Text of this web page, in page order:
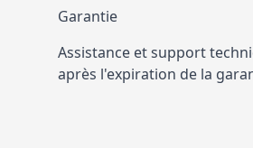
Garantie
Assistance et support
après l'expiration de la